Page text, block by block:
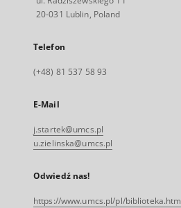
20-031 Lublin, Poland
Telefon
(+48) 81 537 58 93
E-Mail
j.startek@umcs.pl
u.zielinska@umcs.pl
Odwiedź nas!
https://www.umcs.pl/pl/biblioteka.htm